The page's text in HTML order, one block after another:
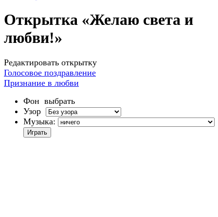
Открытка «Желаю света и
любви!»
Редактировать открытку
Голосовое поздравление
Признание в любви
Фон выбрать
Узор
Музыка: